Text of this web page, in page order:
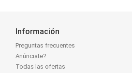
Información
Preguntas frecuentes
Anúnciate?
Todas las ofertas